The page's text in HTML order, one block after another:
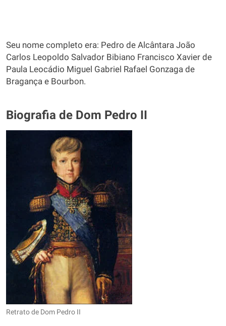
Seu nome completo era: Pedro de Alcântara João
Carlos Leopoldo Salvador Bibiano Francisco Xavier de
Paula Leocádio Miguel Gabriel Rafael Gonzaga de
Bragança e Bourbon.
Biografia de Dom Pedro II
Retrato de Dom Pedro II